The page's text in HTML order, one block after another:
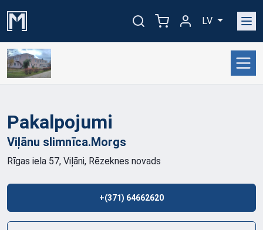
LV
Pakalpojumi
Viļānu slimnīca.Morgs
Rīgas iela 57, Viļāni, Rēzeknes novads
+(371) 64662620